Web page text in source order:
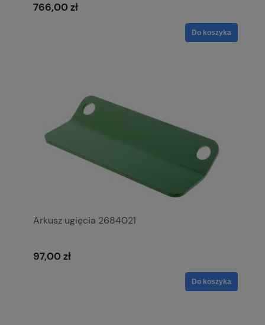
766,00 zł
Do koszyka
Arkusz ugięcia 2684021
97,00 zł
Do koszyka